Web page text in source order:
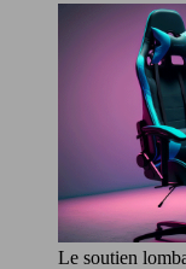
Le soutien